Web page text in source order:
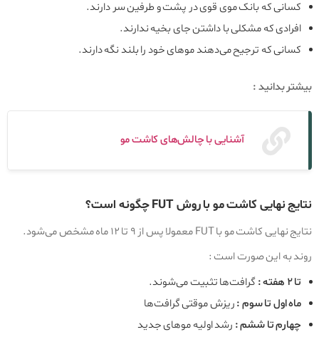
کسانی که بانک موی قوی در پشت و طرفین سر دارند.
افرادی که مشکلی با داشتن جای بخیه ندارند.
کسانی که ترجیح می‌دهند موهای خود را بلند نگه دارند.
بیشتر بدانید :
آشنایی با چالش‌های کاشت مو
نتایج نهایی کاشت مو با روش FUT چگونه است؟
نتایج نهایی کاشت مو با FUT معمولا پس از ۹ تا ۱۲ ماه مشخص می‌شود.
روند به این صورت است :
تا ۲ هفته :
گرافت‌ها تثبیت می‌شوند.
ماه اول تا سوم :ریزش موقتی گرافت‌ها
چهارم تا ششم : رشد اولیه موهای جدید